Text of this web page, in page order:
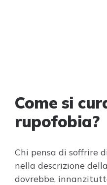
Come si
rupofobia?
Chi pensa di soffrire
nella descrizione
dovrebbe,